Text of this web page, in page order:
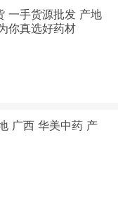
一手货源批发 产地
你真选好药材
广西 华美中药 产